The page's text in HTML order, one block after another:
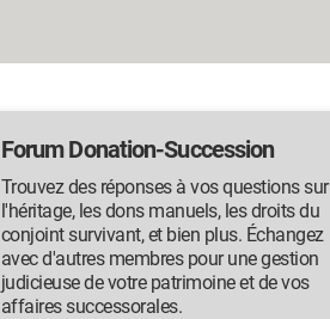
Forum Donation-Succession
Trouvez des réponses à vos questions sur
l'héritage, les dons manuels, les droits du
conjoint survivant, et bien plus. Échangez
avec d'autres membres pour une gestion
judicieuse de votre patrimoine et de vos
affaires successorales.